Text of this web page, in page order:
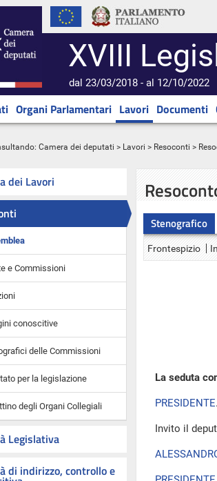
XVIII
dal 23/03/2018 - al 12/10/2022
Organi Parlamentari Lavori Documenti
Camera dei deputati > Lavori > Resoconti >
dei Lavori
e Commissioni
conoscitive
delle Commissioni
per la legislazione
degli Organi Collegiali
Legislativa
di indirizzo, controllo e
Stenografico
Frontespizio
La seduta
PRESIDENTE
Invito il